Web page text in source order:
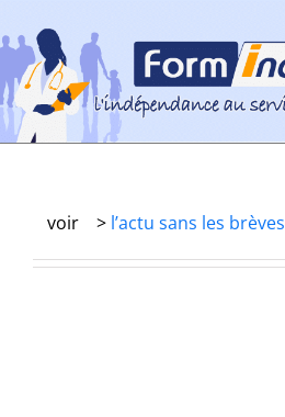
au
contenu
voir > l’actu sans les brèves